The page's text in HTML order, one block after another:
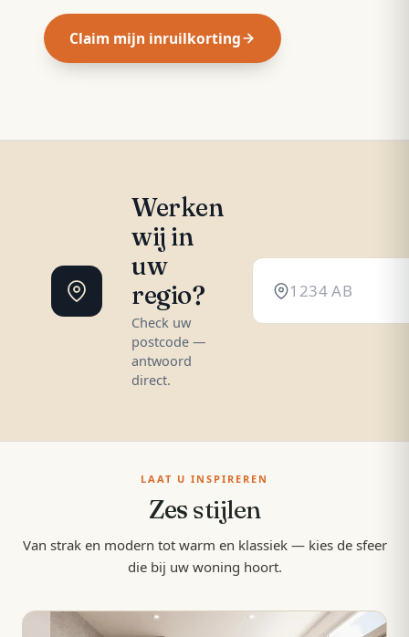
Claim mijn inruilkorting
Werken
wij in
uw
regio?
Check uw
postcode —
antwoord
direct.
LAAT U INSPIREREN
Zes stijlen
Van strak en modern tot warm en klassiek — kies de sfeer
die bij uw woning hoort.